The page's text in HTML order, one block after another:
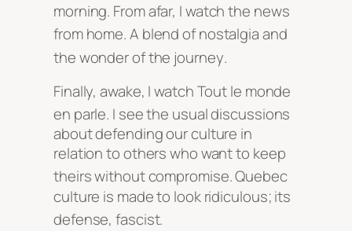
morning. From afar, I watch the news
from home. A blend of nostalgia and
the wonder of the journey.
Finally, awake, I watch Tout le monde
en parle. I see the usual discussions
about defending our culture in
relation to others who want to keep
theirs without compromise. Quebec
culture is made to look ridiculous; its
defense, fascist.